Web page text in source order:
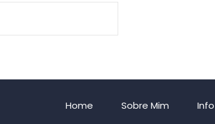
Home Sobre Mim Info